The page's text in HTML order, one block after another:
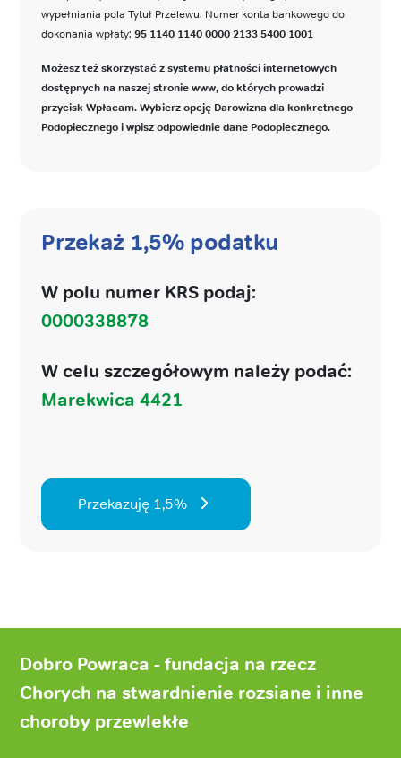
wypełniania pola Tytuł Przelewu. Numer konta bankowego do
dokonania wpłaty: 95 1140 1140 0000 2133 5400 1001
Możesz też skorzystać z systemu płatności internetowych
dostępnych na naszej stronie www, do których prowadzi
przycisk Wpłacam. Wybierz opcję Darowizna dla konkretnego
Podopiecznego i wpisz odpowiednie dane Podopiecznego.
Przekaż 1,5% podatku
W polu numer KRS podaj:
0000338878
W celu szczegółowym należy podać:
Marekwica 4421
Przekazuję 1,5%
stronyDobro Powraca - fundacja na rzecz
Chorych na stwardnienie rozsiane i inne
choroby przewlekłe